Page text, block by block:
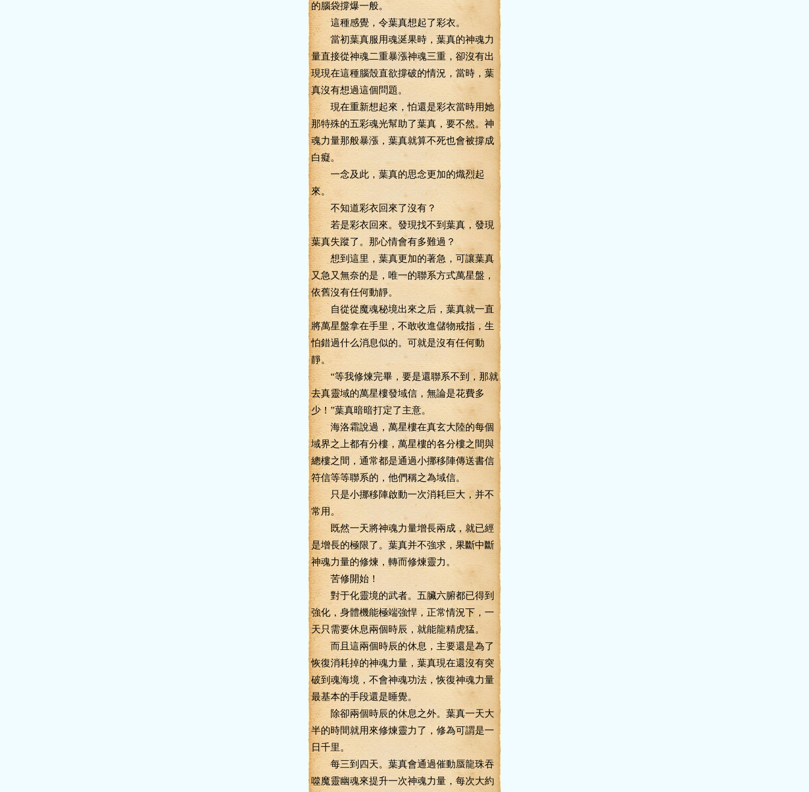
的腦袋撐爆一般。
這種感覺，令葉真想起了彩衣。
當初葉真服用魂涎果時，葉真的神魂力
量直接從神魂二重暴漲神魂三重，卻沒有出
現現在這種腦殼直欲撐破的情況，當時，葉
真沒有想過這個問題。
現在重新想起來，怕還是彩衣當時用她
那特殊的五彩魂光幫助了葉真，要不然。神
魂力量那般暴漲，葉真就算不死也會被撐成
白癡。
一念及此，葉真的思念更加的熾烈起
來。
不知道彩衣回來了沒有？
若是彩衣回來。發現找不到葉真，發現
葉真失蹤了。那心情會有多難過？
想到這里，葉真更加的著急，可讓葉真
又急又無奈的是，唯一的聯系方式萬星盤，
依舊沒有任何動靜。
自從從魔魂秘境出來之后，葉真就一直
將萬星盤拿在手里，不敢收進儲物戒指，生
怕錯過什么消息似的。可就是沒有任何動
靜。
“等我修煉完畢，要是還聯系不到，那就
去真靈域的萬星樓發域信，無論是花費多
少！”葉真暗暗打定了主意。
海洛霜說過，萬星樓在真玄大陸的每個
域界之上都有分樓，萬星樓的各分樓之間與
總樓之間，通常都是通過小挪移陣傳送書信
符信等等聯系的，他們稱之為域信。
只是小挪移陣啟動一次消耗巨大，并不
常用。
既然一天將神魂力量增長兩成，就已經
是增長的極限了。葉真并不強求，果斷中斷
神魂力量的修煉，轉而修煉靈力。
苦修開始！
對于化靈境的武者。五臟六腑都已得到
強化，身體機能極端強悍，正常情況下，一
天只需要休息兩個時辰，就能龍精虎猛。
而且這兩個時辰的休息，主要還是為了
恢復消耗掉的神魂力量，葉真現在還沒有突
破到魂海境，不會神魂功法，恢復神魂力量
最基本的手段還是睡覺。
除卻兩個時辰的休息之外。葉真一天大
半的時間就用來修煉靈力了，修為可謂是一
日千里。
每三到四天。葉真會通過催動蜃龍珠吞
噬魔靈幽魂來提升一次神魂力量，每次大約